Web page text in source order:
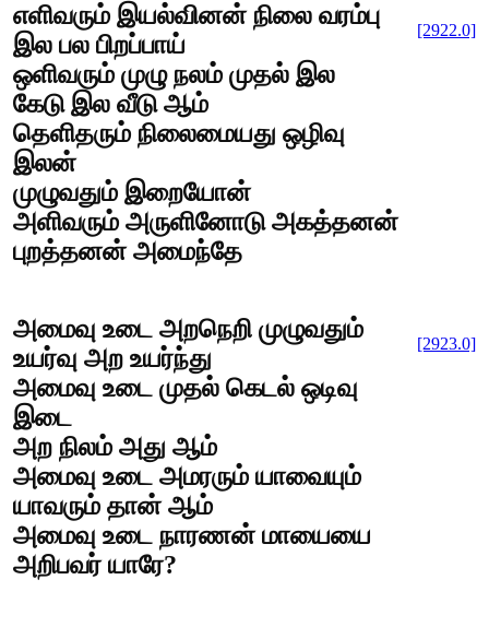
எளிவரும் இயல்வினன் நிலை வரம்பு
இல பல பிறப்பாய்
ஒளிவரும் முழு நலம் முதல் இல
கேடு இல வீடு ஆம்
தெளிதரும் நிலைமையது ஒழிவு
இலன்
முழுவதும் இறையோன்
அளிவரும் அருளினோடு அகத்தனன்
புறத்தனன் அமைந்தே
[2922.0]
அமைவு உடை அறநெறி முழுவதும்
உயர்வு அற உயர்ந்து
அமைவு உடை முதல் கெடல் ஒடிவு
இடை
அற நிலம் அது ஆம்
அமைவு உடை அமரரும் யாவையும்
யாவரும் தான் ஆம்
அமைவு உடை நாரணன் மாயையை
அறிபவர் யாரே?
[2923.0]